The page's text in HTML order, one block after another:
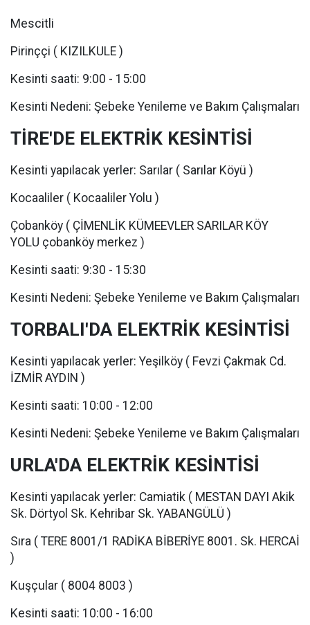
Mescitli
Pirinççi ( KIZILKULE )
Kesinti saati: 9:00 - 15:00
Kesinti Nedeni: Şebeke Yenileme ve Bakım Çalışmaları
TİRE'DE ELEKTRİK KESİNTİSİ
Kesinti yapılacak yerler: Sarılar ( Sarılar Köyü )
Kocaaliler ( Kocaaliler Yolu )
Çobanköy ( ÇİMENLİK KÜMEEVLER SARILAR KÖY
YOLU çobanköy merkez )
Kesinti saati: 9:30 - 15:30
Kesinti Nedeni: Şebeke Yenileme ve Bakım Çalışmaları
TORBALI'DA ELEKTRİK KESİNTİSİ
Kesinti yapılacak yerler: Yeşilköy ( Fevzi Çakmak Cd.
İZMİR AYDIN )
Kesinti saati: 10:00 - 12:00
Kesinti Nedeni: Şebeke Yenileme ve Bakım Çalışmaları
URLA'DA ELEKTRİK KESİNTİSİ
Kesinti yapılacak yerler: Camiatik ( MESTAN DAYI Akik
Sk. Dörtyol Sk. Kehribar Sk. YABANGÜLÜ )
Sıra ( TERE 8001/1 RADİKA BİBERİYE 8001. Sk. HERCAİ
)
Kuşçular ( 8004 8003 )
Kesinti saati: 10:00 - 16:00